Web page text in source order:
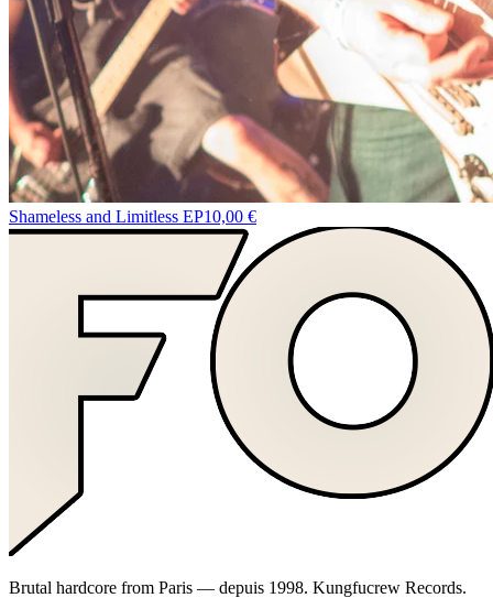
Shameless and Limitless EP10,00 €
Brutal hardcore from Paris — depuis 1998. Kungfucrew Records.